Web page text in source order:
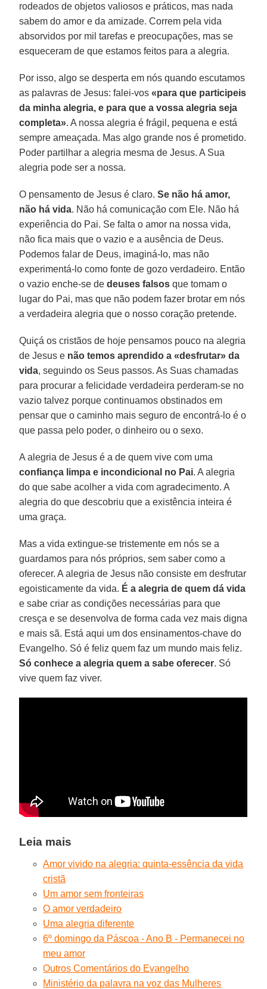
rodeados de objetos valiosos e práticos, mas nada
sabem do amor e da amizade. Correm pela vida
absorvidos por mil tarefas e preocupações, mas se
esqueceram de que estamos feitos para a alegria.
Por isso, algo se desperta em nós quando escutamos
as palavras de Jesus: falei-vos «para que participeis
da minha alegria, e para quea vossa alegria seja
completa». A nossa alegria é frágil, pequena e está
sempre ameaçada. Mas algo grande nos é prometido.
Poder partilhar a alegria mesma de Jesus. A Sua
alegria pode ser a nossa.
O pensamento de Jesus é claro.Se não há amor,
não há vida. Não há comunicação com Ele. Não há
experiência do Pai. Se falta o amor na nossa vida,
não fica mais que o vazio e a ausência de Deus.
Podemos falar de Deus, imaginá-lo, mas não
experimentá-lo como fonte de gozo verdadeiro. Então
o vazio enche-se de deuses falsos que tomam o
lugar do Pai, mas que não podem fazer brotar em nós
a verdadeira alegria que o nosso coração pretende.
Quiçá os cristãos de hoje pensamos pouco na alegria
de Jesus e não temos aprendido a «desfrutar» da
vida, seguindo os Seus passos. As Suas chamadas
para procurar a felicidade verdadeira perderam-se no
vazio talvez porque continuamos obstinados em
pensar que o caminho mais seguro de encontrá-lo é o
que passa pelo poder, o dinheiro ou o sexo.
A alegria de Jesus é a de quem vive com uma
confiança limpa e incondicional no Pai. A alegria
do que sabe acolher a vida com agradecimento. A
alegria do que descobriu que a existência inteira é
uma graça.
Mas a vida extingue-se tristemente em nós se a
guardamos para nós próprios, sem saber como a
oferecer. A alegria de Jesus não consiste em desfrutar
egoisticamente da vida. É a alegria de quem dá vida
e sabe criar as condições necessárias para que
cresça e se desenvolva de forma cada vez mais digna
e mais sã. Está aqui um dos ensinamentos-chave do
Evangelho. Só é feliz quem faz um mundo mais feliz.
Só conhece a alegria quem a sabe oferecer. Só
vive quem faz viver.
Leia mais
Amor vivido na alegria: quinta-essência da vida
cristã
Um amor sem fronteiras
O amor verdadeiro
Uma alegria diferente
6º domingo da Páscoa - Ano B - Permanecei no
meu amor
Outros Comentários do Evangelho
Ministério da palavra na voz das Mulheres